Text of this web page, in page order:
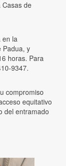
de
en la
Padua, y
horas. Para
9347.
compromiso
equitativo
del entramado